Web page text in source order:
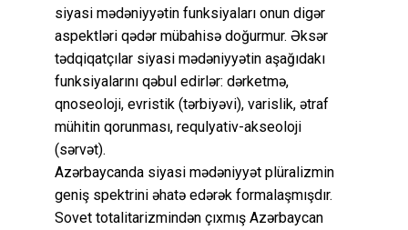
siyasi mədəniyyətin funksiyaları onun digər
aspektləri qədər mübahisə doğurmur. Əksər
tədqiqatçılar siyasi mədəniyyətin aşağıdakı
funksiyalarını qəbul edirlər: dərketmə,
qnoseoloji, evristik (tərbiyəvi), varislik, ətraf
mühitin qorunması, requlyativ-akseoloji
(sərvət).
Azərbaycanda siyasi mədəniyyət plüralizmin
geniş spektrini əhatə edərək formalaşmışdır.
Sovet totalitarizmindən çıxmış Azərbaycan